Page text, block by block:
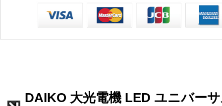
DAIKO 大光電機 LED ユニバー